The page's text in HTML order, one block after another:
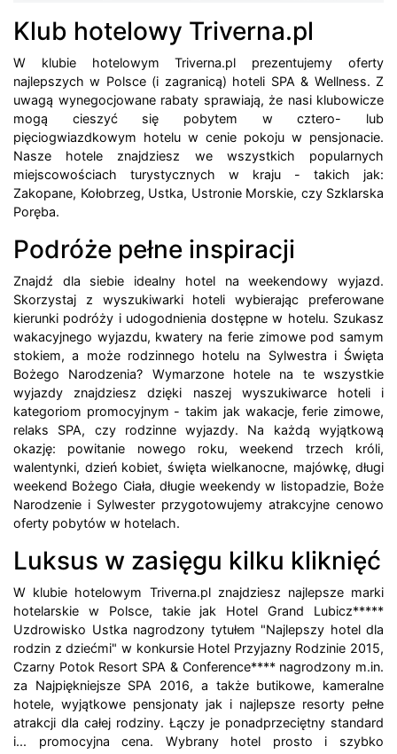
Klub hotelowy Triverna.pl
W klubie hotelowym Triverna.pl prezentujemy oferty
najlepszych w Polsce (i zagranicą) hoteli SPA & Wellness. Z
uwagą wynegocjowane rabaty sprawiają, że nasi klubowicze
mogą cieszyć się pobytem w cztero- lub
pięciogwiazdkowym hotelu w cenie pokoju w pensjonacie.
Nasze hotele znajdziesz we wszystkich popularnych
miejscowościach turystycznych w kraju - takich jak:
Zakopane, Kołobrzeg, Ustka, Ustronie Morskie, czy Szklarska
Poręba.
Podróże pełne inspiracji
Znajdź dla siebie idealny hotel na weekendowy wyjazd.
Skorzystaj z wyszukiwarki hoteli wybierając preferowane
kierunki podróży i udogodnienia dostępne w hotelu. Szukasz
wakacyjnego wyjazdu, kwatery na ferie zimowe pod samym
stokiem, a może rodzinnego hotelu na Sylwestra i Święta
Bożego Narodzenia? Wymarzone hotele na te wszystkie
wyjazdy znajdziesz dzięki naszej wyszukiwarce hoteli i
kategoriom promocyjnym - takim jak wakacje, ferie zimowe,
relaks SPA, czy rodzinne wyjazdy. Na każdą wyjątkową
okazję: powitanie nowego roku, weekend trzech króli,
walentynki, dzień kobiet, święta wielkanocne, majówkę, długi
weekend Bożego Ciała, długie weekendy w listopadzie, Boże
Narodzenie i Sylwester przygotowujemy atrakcyjne cenowo
oferty pobytów w hotelach.
Luksus w zasięgu kilku kliknięć
W klubie hotelowym Triverna.pl znajdziesz najlepsze marki
hotelarskie w Polsce, takie jak Hotel Grand Lubicz*****
Uzdrowisko Ustka nagrodzony tytułem "Najlepszy hotel dla
rodzin z dziećmi" w konkursie Hotel Przyjazny Rodzinie 2015,
Czarny Potok Resort SPA & Conference**** nagrodzony m.in.
za Najpiękniejsze SPA 2016, a także butikowe, kameralne
hotele, wyjątkowe pensjonaty jak i najlepsze resorty pełne
atrakcji dla całej rodziny. Łączy je ponadprzeciętny standard
i... promocyjna cena. Wybrany hotel prosto i szybko